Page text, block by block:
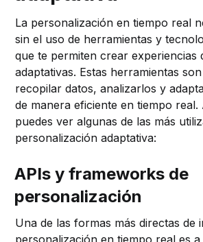
La personalización en tiempo real
sin el uso de herramientas y
que te permiten crear experiencias
adaptativas. Estas herramientas
recopilar datos, analizarlos y
de manera eficiente en tiempo
puedes ver algunas de las más
personalización adaptativa:
APIs y frameworks de
personalización
Una de las formas más directas de
personalización en tiempo real es